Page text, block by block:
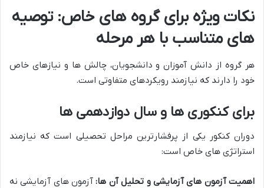
نکات ویژه برای گروه های خاص: توصیه
های متناسب با هر مرحله
هر گروه از دانش آموزان و دانشجویان، چالش ها و نیازهای خاص
خود را دارند که نیازمند رویکردهای متفاوتی است.
برای کنکوری ها و سال دوازدهمی ها
دوران کنکور یکی از پرفشارترین مراحل تحصیلی است که نیازمند
استراتژی های خاص است:
اهمیت آزمون های آزمایشی و تحلیل آن ها:آزمون های آزمایشی نه